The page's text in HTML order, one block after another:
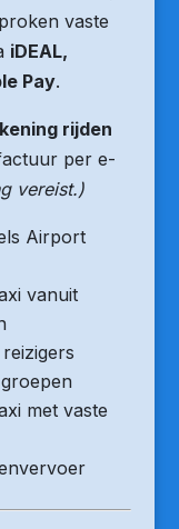
vaste
iDEAL,
Pay.
rijden
per e-
vereist.)
Airport
vanuit
met vaste